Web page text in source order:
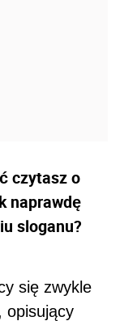
czytasz o
naprawdę
sloganu?
się zwykle
opisujący